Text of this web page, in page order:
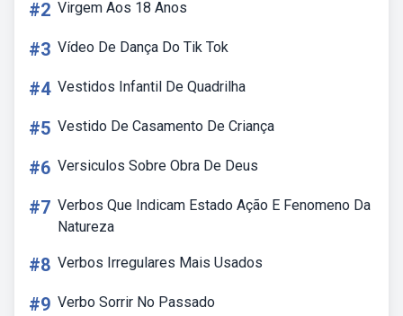
#2 Virgem Aos 18 Anos
#3 Vídeo De Dança Do Tik Tok
#4 Vestidos Infantil De Quadrilha
#5 Vestido De Casamento De Criança
#6 Versiculos Sobre Obra De Deus
#7 Verbos Que Indicam Estado Ação E Fenomeno Da
Natureza
#8 Verbos Irregulares Mais Usados
#9 Verbo Sorrir No Passado